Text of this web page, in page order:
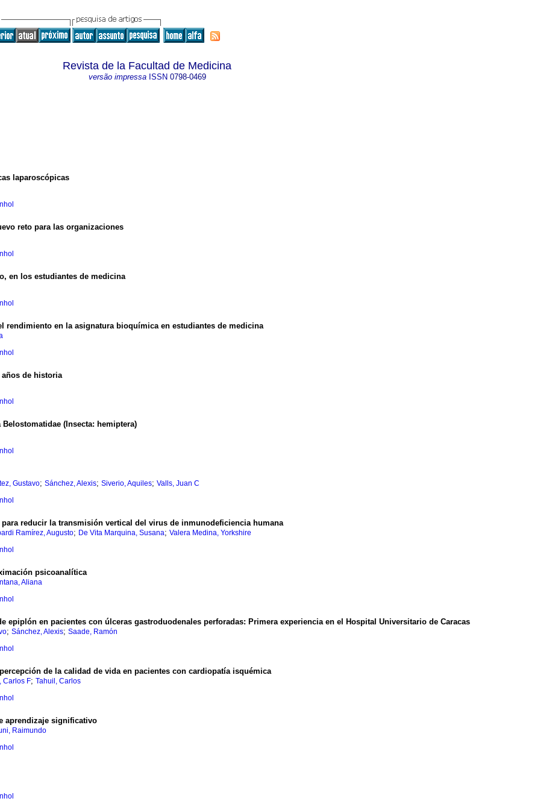
Revista de la Facultad de Medicina
versão impressaISSN 0798-0469
laparoscópicas
reto para las organizaciones
en los estudiantes de medicina
rendimiento en la asignatura bioquímica en estudiantes de medicina
años de historia
Belostomatidae (Insecta: hemiptera)
Gustavo; Sánchez, Alexis; Siverio, Aquiles; Valls, Juan C
reducir la transmisión vertical del virus de inmunodeficiencia humana
Ramírez, Augusto; De Vita Marquina, Susana; Valera Medina, Yorkshire
psicoanalítica
Aliana
epiplón en pacientes con úlceras gastroduodenales perforadas: Primera experiencia en el Hospital Universitario de Caracas
; Sánchez, Alexis; Saade, Ramón
percepción de la calidad de vida en pacientes con cardiopatía isquémica
Carlos F; Tahuil, Carlos
aprendizaje significativo
Raimundo